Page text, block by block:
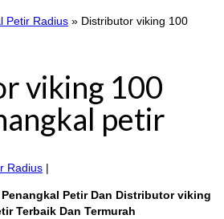
Petir Radius » Distributor viking 100
viking 100
petir
Radius |
Petir Dan Distributor viking
Terbaik Dan Termurah